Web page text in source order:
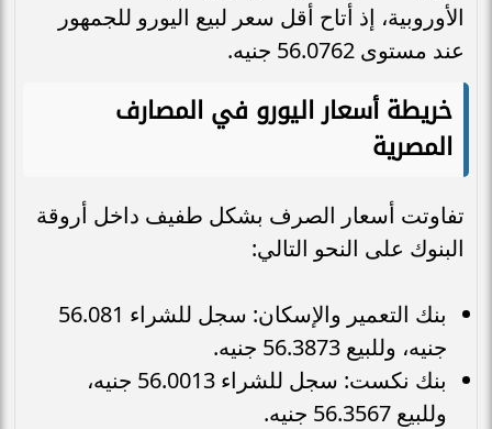
الأوروبية، إذ أتاح أقل سعر لبيع اليورو للجمهور
عند مستوى 56.0762 جنيه.
خريطة أسعار اليورو في المصارف
المصرية
تفاوتت أسعار الصرف بشكل طفيف داخل أروقة
البنوك على النحو التالي:
بنك التعمير والإسكان: سجل للشراء 56.081
جنيه، وللبيع 56.3873 جنيه.
بنك نكست: سجل للشراء 56.0013 جنيه،
وللبيع 56.3567 جنيه.